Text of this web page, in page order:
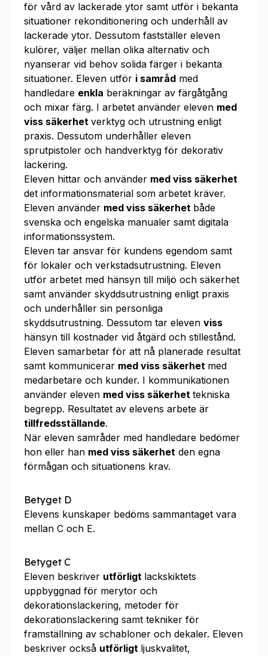
för vård av lackerade ytor samt utför i bekanta
situationer rekonditionering och underhåll av
lackerade ytor. Dessutom fastställer eleven
kulörer, väljer mellan olika alternativ och
nyanserar vid behov solida färger i bekanta
situationer. Eleven utför i samråd med
handledare enkla beräkningar av färgåtgång
och mixar färg. I arbetet använder eleven med
viss säkerhet verktyg och utrustning enligt
praxis. Dessutom underhåller eleven
sprutpistoler och handverktyg för dekorativ
lackering.
Eleven hittar och använder med viss säkerhet
det informationsmaterial som arbetet kräver.
Eleven använder med viss säkerhet både
svenska och engelska manualer samt digitala
informationssystem.
Eleven tar ansvar för kundens egendom samt
för lokaler och verkstadsutrustning. Eleven
utför arbetet med hänsyn till miljö och säkerhet
samt använder skyddsutrustning enligt praxis
och underhåller sin personliga
skyddsutrustning. Dessutom tar eleven viss
hänsyn till kostnader vid åtgärd och stillestånd.
Eleven samarbetar för att nå planerade resultat
samt kommunicerar med viss säkerhet med
medarbetare och kunder. I kommunikationen
använder eleven med viss säkerhet tekniska
begrepp. Resultatet av elevens arbete är
tillfredsställande.
När eleven samråder med handledare bedömer
hon eller han med viss säkerhet den egna
förmågan och situationens krav.
Betyget D
Elevens kunskaper bedöms sammantaget vara
mellan C och E.
Betyget C
Eleven beskriver utförligt lackskiktets
uppbyggnad för merytor och
dekorationslackering, metoder för
dekorationslackering samt tekniker för
framställning av schabloner och dekaler. Eleven
beskriver också utförligt ljuskvalitet,